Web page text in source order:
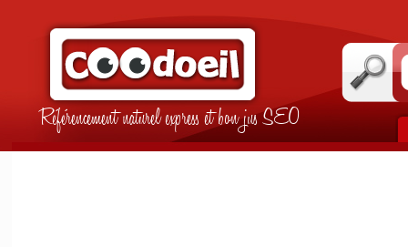
Référencement naturel express et bon jus SEO